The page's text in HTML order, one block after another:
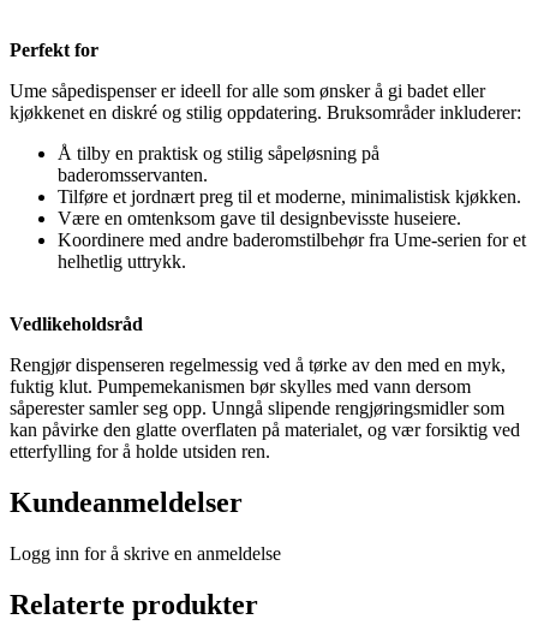
Perfekt for
Ume såpedispenser er ideell for alle som ønsker å gi badet eller
kjøkkenet en diskré og stilig oppdatering. Bruksområder inkluderer:
Å tilby en praktisk og stilig såpeløsning på
baderomsservanten.
Tilføre et jordnært preg til et moderne, minimalistisk kjøkken.
Være en omtenksom gave til designbevisste huseiere.
Koordinere med andre baderomstilbehør fra Ume-serien for et
helhetlig uttrykk.
Vedlikeholdsråd
Rengjør dispenseren regelmessig ved å tørke av den med en myk,
fuktig klut. Pumpemekanismen bør skylles med vann dersom
såperester samler seg opp. Unngå slipende rengjøringsmidler som
kan påvirke den glatte overflaten på materialet, og vær forsiktig ved
etterfylling for å holde utsiden ren.
Kundeanmeldelser
Logg inn for å skrive en anmeldelse
Relaterte produkter